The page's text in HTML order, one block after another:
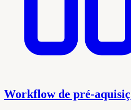
Workflow de pré-